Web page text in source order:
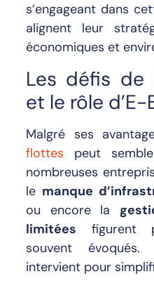
s’engageant dans
alignent leur
économiques et
Les défis de
et le rôle d’E-
Malgré ses
flottes peut
nombreuses
le manque
ou encore la
limitées figurent
souvent évoqués.
intervient pour